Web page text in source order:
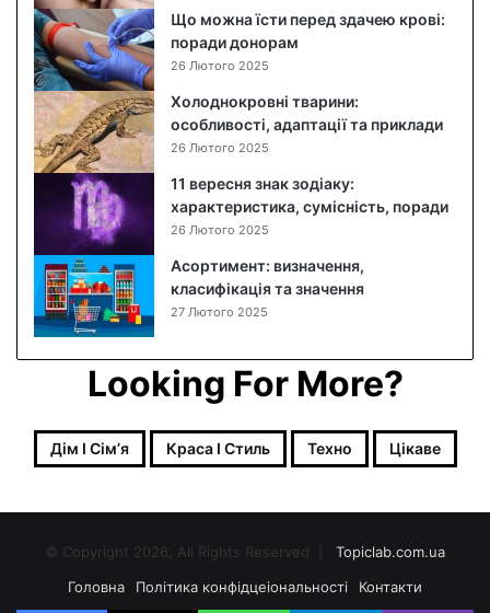
Що можна їсти перед здачею крові:
поради донорам
26 Лютого 2025
Холоднокровні тварини:
особливості, адаптації та приклади
26 Лютого 2025
11 вересня знак зодіаку:
характеристика, сумісність, поради
26 Лютого 2025
Асортимент: визначення,
класифікація та значення
27 Лютого 2025
Looking For More?
Дім І Сімʼя Краса І Стиль Техно Цікаве
© Copyright 2026, All Rights Reserved |
Topiclab.com.ua
Головна
Політика конфідцеіональності Контакти